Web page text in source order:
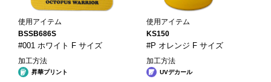
使用アイテム
BSSB686S
#001 ホワイト F サイズ
加工方法
昇華プリント
使用アイテム
KS150
#P オレンジ F サイズ
加工方法
UVデカール